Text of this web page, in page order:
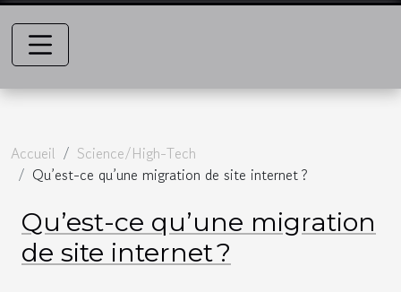
Accueil
Science/High-Tech
Qu’est-ce qu’une migration de site internet ?
Qu’est-ce qu’une migration
de site internet ?